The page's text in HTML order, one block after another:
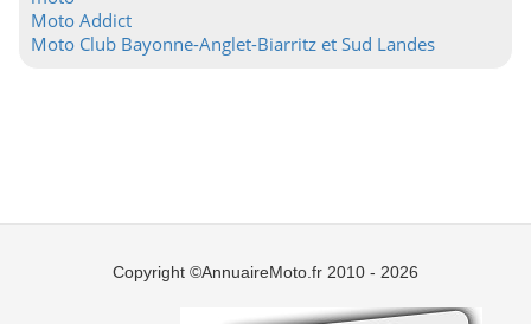
Moto Addict
Moto Club Bayonne-Anglet-Biarritz et Sud Landes
Copyright ©AnnuaireMoto.fr 2010 - 2026